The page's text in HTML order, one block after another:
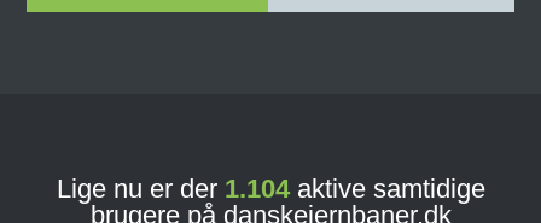
Lige nu er der 1.104aktive samtidige
brugere på danskejernbaner.dk